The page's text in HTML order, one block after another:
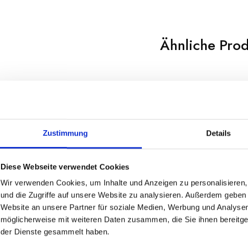
Zustimmung Details
Diese Webseite verwendet Cookies
Wir verwenden Cookies, um Inhalte und Anzeigen zu
und die Zugriffe auf unsere Website zu analysieren. Außerdem
Website an unsere Partner für soziale Medien, Werbung und
möglicherweise mit weiteren Daten zusammen, die Sie ihnen
der Dienste gesammelt haben.
Ähnliche